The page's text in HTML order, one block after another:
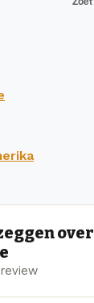
over